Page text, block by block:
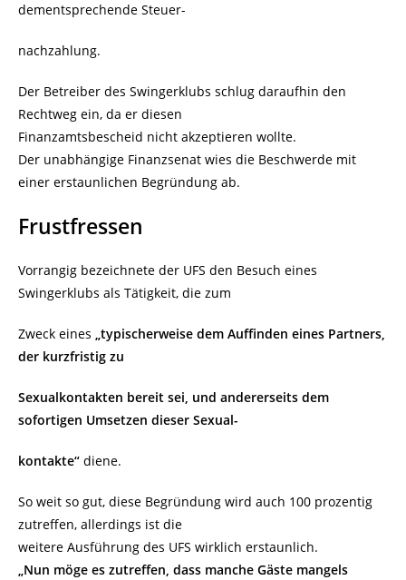
dementsprechende Steuer-
nachzahlung.
Der Betreiber des Swingerklubs schlug daraufhin den
Rechtweg ein, da er diesen
Finanzamtsbescheid nicht akzeptieren wollte.
Der unabhängige Finanzsenat wies die Beschwerde mit
einer erstaunlichen Begründung ab.
Frustfressen
Vorrangig bezeichnete der UFS den Besuch eines
Swingerklubs als Tätigkeit, die zum
Zweck eines „typischerweise dem Auffinden eines Partners,
der kurzfristig zu
Sexualkontakten bereit sei, und andererseits dem
sofortigen Umsetzen dieser Sexual-
kontakte“ diene.
So weit so gut, diese Begründung wird auch 100 prozentig
zutreffen, allerdings ist die
weitere Ausführung des UFS wirklich erstaunlich.
„Nun möge es zutreffen, dass manche Gäste mangels